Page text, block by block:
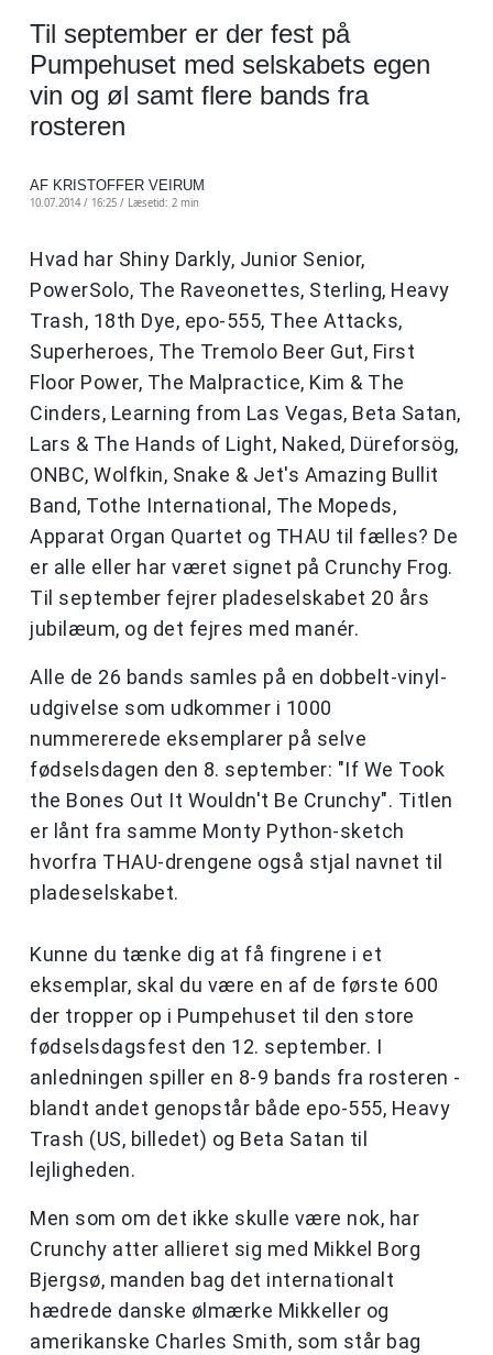
Til september er der fest på
Pumpehuset med selskabets egen
vin og øl samt flere bands fra
rosteren
AF KRISTOFFER VEIRUM
10.07.2014 / 16:25 / Læsetid: 2 min
Hvad har Shiny Darkly, Junior Senior,
PowerSolo, The Raveonettes, Sterling, Heavy
Trash, 18th Dye, epo-555, Thee Attacks,
Superheroes, The Tremolo Beer Gut, First
Floor Power, The Malpractice, Kim & The
Cinders, Learning from Las Vegas, Beta Satan,
Lars & The Hands of Light, Naked, Düreforsög,
ONBC, Wolfkin, Snake & Jet's Amazing Bullit
Band, Tothe International, The Mopeds,
Apparat Organ Quartet og THAU til fælles? De
er alle eller har været signet på Crunchy Frog.
Til september fejrer pladeselskabet 20 års
jubilæum, og det fejres med manér.
Alle de 26 bands samles på en dobbelt-vinyl-
udgivelse som udkommer i 1000
nummererede eksemplarer på selve
fødselsdagen den 8. september: "If We Took
the Bones Out It Wouldn't Be Crunchy". Titlen
er lånt fra samme Monty Python-sketch
hvorfra THAU-drengene også stjal navnet til
pladeselskabet.
Kunne du tænke dig at få fingrene i et
eksemplar, skal du være en af de første 600
der tropper op i Pumpehuset til den store
fødselsdagsfest den 12. september. I
anledningen spiller en 8-9 bands fra rosteren -
blandt andet genopstår både epo-555, Heavy
Trash (US, billedet) og Beta Satan til
lejligheden.
Men som om det ikke skulle være nok, har
Crunchy atter allieret sig med Mikkel Borg
Bjergsø, manden bag det internationalt
hædrede danske ølmærke Mikkeller og
amerikanske Charles Smith, som står bag